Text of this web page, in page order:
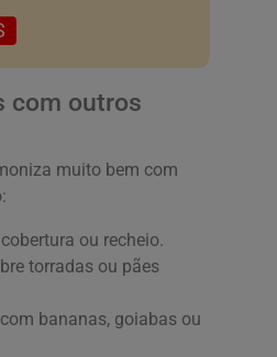
com outros
muito bem com
ou recheio.
torradas ou pães
bananas, goiabas ou